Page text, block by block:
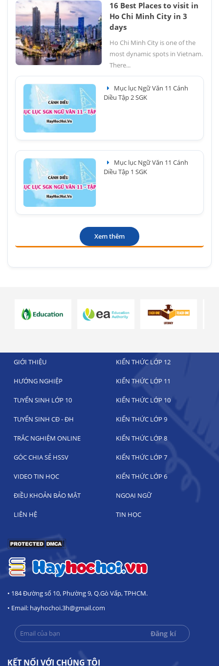
16 Best Places to visit in
Ho Chi Minh City in 3
days
Ho Chi Minh City is one of the
most dynamic spots in Vietnam.
There...
Mục lục Ngữ Văn 11 Cánh
Diều Tập 2 SGK
Mục lục Ngữ Văn 11 Cánh
Diều Tập 1 SGK
Xem thêm
GIỚI THIỆU KIẾN THỨC LỚP 12
HƯỚNG NGHIỆP KIẾN THỨC LỚP 11
TUYỂN SINH LỚP 10 KIẾN THỨC LỚP 10
TUYỂN SINH CĐ - ĐH KIẾN THỨC LỚP 9
TRẮC NGHIỆM ONLINE KIẾN THỨC LỚP 8
GÓC CHIA SẺ HSSV KIẾN THỨC LỚP 7
VIDEO TIN HỌC KIẾN THỨC LỚP 6
ĐIỀU KHOẢN BẢO MẬT NGOẠI NGỮ
LIÊN HỆ TIN HỌC
• 184 Đường số 10, Phường 9, Q.Gò Vấp, TPHCM.
• Email: hayhochoi.3h@gmail.com
KẾT NỐI VỚI CHÚNG TÔI